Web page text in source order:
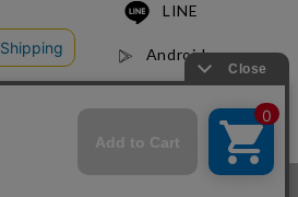
LINE
Android